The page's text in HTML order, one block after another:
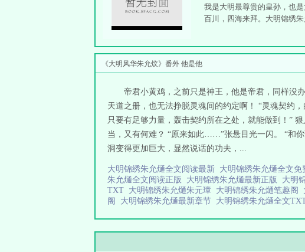
我是大明最尊贵的皇孙，也
百川，四海来拜。大明锦绣朱
《大明风华朱允炆》番外 他是他
帝君小黄鸡，之前只是神王，他是帝君，同样没
天道之册，也无法挣脱灵魂间的约定啊！ “灵魂契约
只要有足够力量，轰击契约所在之处，就能做到！”
当，又有何难？ “原来如此……”张悬目光一闪。 “和
洞变得更加巨大，显然说话的功夫，...
大明锦绣朱允熥全文阅读最新 大明锦绣朱允熥全文免
朱允熥全文阅读正版 大明锦绣朱允熥最新正版 大明
TXT 大明锦绣朱允熥朱元璋 大明锦绣朱允熥笔趣阁
阁 大明锦绣朱允熥最新章节 大明锦绣朱允熥全文